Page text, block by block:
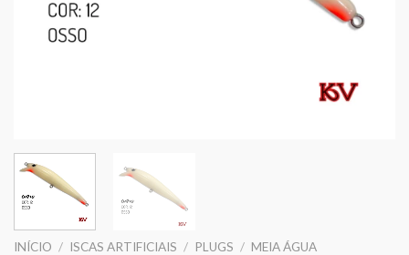
INÍCIO / ISCAS ARTIFICIAIS / PLUGS / MEIA ÁGUA